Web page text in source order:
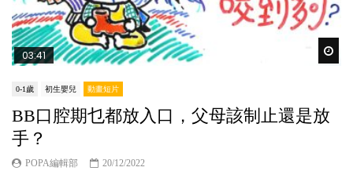
03:41
0-1歲 初生嬰兒 動畫短片
BB口腔期乜都放入口，父母該制止還是放
手？
POPA編輯部 20/12/2022